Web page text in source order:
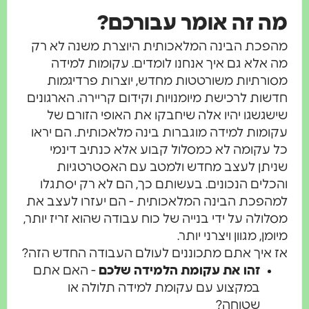
מה זה אומר עבורכם?
מהפכת הבינה המלאכותית היוצרת משנה לא רק
מה אלא גם איך אנחנו לומדים. עקומות למידה
מסורתיות משורטטות מחדש, יוצרות פרדיגמות
חדשות לרכישת מיומנויות וקידום קריירה. הארגונים
שישגשגו יהיו אלה שיחבקו את האופי הזורם של
עקומות למידה מוגברות בינה מלאכותית. הם יראו
כל עקומה לא כמסלול קבוע אלא כנתיב דינמי
שניתן לעצב מחדש ולמטב עם האסטרטגיות
והכלים הנכונים. בעשותם כך, הם לא רק יסתגלו
למהפכת הבינה המלאכותית - הם יעזרו לעצב את
מסלולה על ידי בנייה של כוח עבודה שהוא זריז יותר,
מיומן, מגוון ויצרני יותר.
אז איך אתם מתכוננים לעולם העבודה החדש הזה?
זהו את עקומת הלמידה שלכם- האם אתם
במקצוע עם עקומת למידה תלולה או
שטוחה?